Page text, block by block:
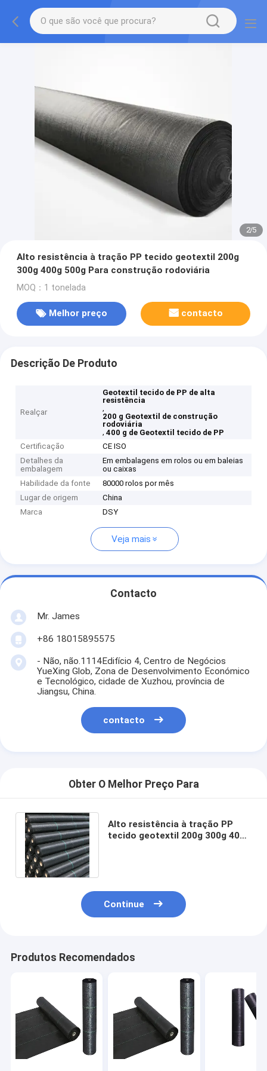
2/5
Alto resistência à tração PP tecido geotextil 200g
300g 400g 500g Para construção rodoviária
MOQ：1 tonelada
Melhor preço contacto
Descrição De Produto
Realçar
Geotextil tecido de PP de alta
resistência
,
200 g Geotextil de construção
rodoviária
,400 g de Geotextil tecido de PP
Certificação
CE ISO
Detalhes da
embalagem
Em embalagens em rolos ou em baleias
ou caixas
Habilidade da fonte
80000 rolos por mês
Lugar de origem
China
Marca
DSY
Veja mais
Contacto
Mr. James
+86 18015895575
- Não, não.1114Edifício 4, Centro de Negócios
YueXing Glob, Zona de Desenvolvimento Económico
e Tecnológico, cidade de Xuzhou, província de
Jiangsu, China.
contacto
Obter O Melhor Preço Para
Alto resistência à tração PP
tecido geotextil 200g 300g 400g
Continue
Produtos Recomendados